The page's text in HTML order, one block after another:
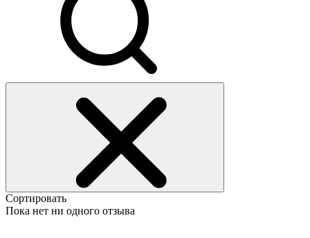
Сортировать
Пока нет ни одного отзыва